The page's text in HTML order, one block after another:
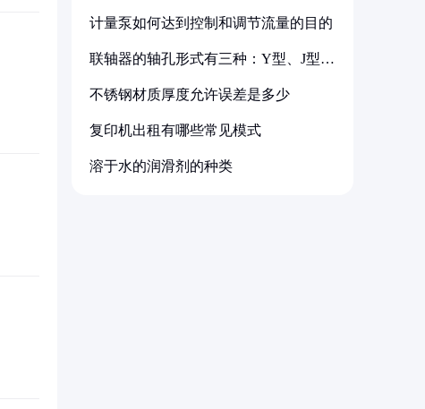
计量泵如何达到控制和调节流量的目的
联轴器的轴孔形式有三种：Y型、J型、
不锈钢材质厚度允许误差是多少
复印机出租有哪些常见模式
溶于水的润滑剂的种类